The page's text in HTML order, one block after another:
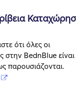
ότι όλες οι
στην BednBlue είναι
παρουσιάζονται.